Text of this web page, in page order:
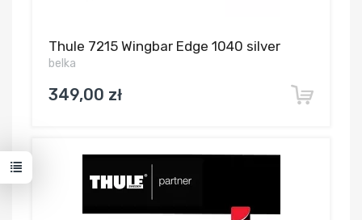
Thule 7215 Wingbar Edge 1040 silver
belka
349,00 zł